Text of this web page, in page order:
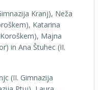
Kranj), Neža
Katarina
Majna
in Ana Štuhec (II.
(II. Gimnazija